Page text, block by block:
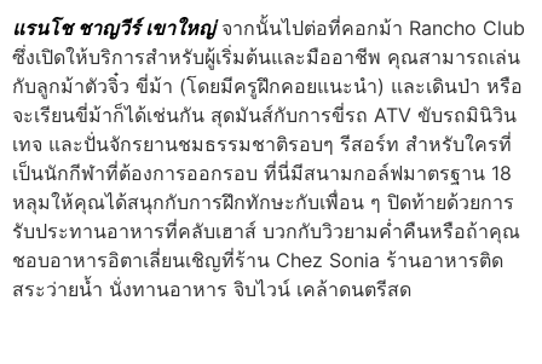
แรนโช ชาญวีร์ เขาใหญ่ จากนั้นไปต่อที่คอกม้า Rancho Club
ซึ่งเปิดให้บริการสำหรับผู้เริ่มต้นและมืออาชีพ คุณสามารถเล่น
กับลูกม้าตัวจิ๋ว ขี่ม้า (โดยมีครูฝึกคอยแนะนำ) และเดินป่า หรือ
จะเรียนขี่ม้าก็ได้เช่นกัน สุดมันส์กับการขี่รถ ATV ขับรถมินิวิน
เทจ และปั่นจักรยานชมธรรมชาติรอบๆ รีสอร์ท สำหรับใครที่
เป็นนักกีฬาที่ต้องการออกรอบ ที่นี่มีสนามกอล์ฟมาตรฐาน 18
หลุมให้คุณได้สนุกกับการฝึกทักษะกับเพื่อน ๆ ปิดท้ายด้วยการ
รับประทานอาหารที่คลับเฮาส์ บวกกับวิวยามค่ำคืนหรือถ้าคุณ
ชอบอาหารอิตาเลี่ยนเชิญที่ร้าน Chez Sonia ร้านอาหารติด
สระว่ายน้ำ นั่งทานอาหาร จิบไวน์ เคล้าดนตรีสด